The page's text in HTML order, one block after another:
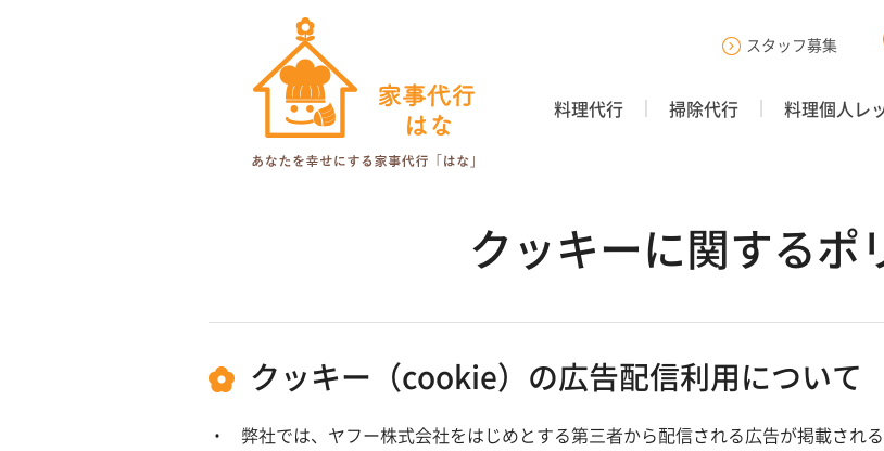
スタッフ募集
料理代行 掃除代行 料理個人レ
クッキーに関するポ
クッキー（cookie）の広告配信利用について
弊社では、ヤフー株式会社をはじめとする第三者から配信される広告が掲載され